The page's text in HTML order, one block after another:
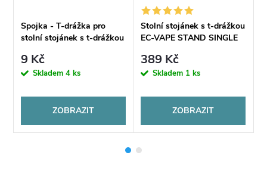
Spojka - T-drážka pro
stolní stojánek s t-drážkou
9 Kč
Skladem4 ks
ZOBRAZIT
Stolní stojánek s t-drážkou
EC-VAPE STAND SINGLE
389 Kč
Skladem 1 ks
ZOBRAZIT